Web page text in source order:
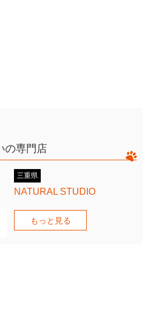
の専門店
三重県
NATURAL STUDIO
もっと見る